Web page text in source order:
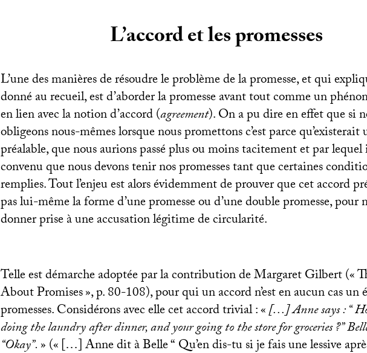
L’accord et les promesses
L’une des manières de résoudre le problème de la promesse, et qui
donné au recueil, est d’aborder la promesse avant tout comme un
en lien avec la notion d’accord (agreement). On a pu dire en effet que si
obligeons nous-mêmes lorsque nous promettons c’est parce qu’existerait
préalable, que nous aurions passé plus ou moins tacitement et par
convenu que nous devons tenir nos promesses tant que certaines
remplies. Tout l’enjeu est alors évidemment de prouver que cet accord
pas lui-même la forme d’une promesse ou d’une double promesse, pour
donner prise à une accusation légitime de circularité.
Telle est démarche adoptée par la contribution de Margaret Gilbert («
About Promises», p. 80-108), pour qui un accord n’est en aucun cas un
promesses. Considérons avec elle cet accord trivial : «[…] Anne says : “
doing the laundry after dinner, and your going to the store for groceries?”
“Okay”.» («[…] Anne dit à Belle “ Qu’en dis-tu si je fais une lessive